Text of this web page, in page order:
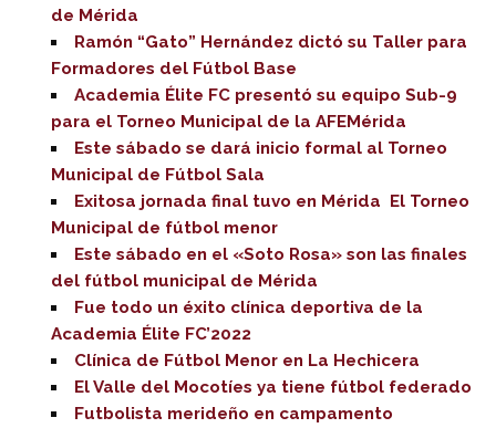
de Mérida
Ramón “Gato” Hernández dictó su Taller para
Formadores del Fútbol Base
Academia Élite FC presentó su equipo Sub-9
para el Torneo Municipal de la AFEMérida
Este sábado se dará inicio formal al Torneo
Municipal de Fútbol Sala
Exitosa jornada final tuvo en Mérida El Torneo
Municipal de fútbol menor
Este sábado en el «Soto Rosa» son las finales
del fútbol municipal de Mérida
Fue todo un éxito clínica deportiva de la
Academia Élite FC’2022
Clínica de Fútbol Menor en La Hechicera
El Valle del Mocotíes ya tiene fútbol federado
Futbolista merideño en campamento